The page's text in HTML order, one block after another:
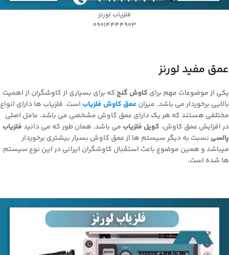
فلزیاب لورنز
09014444903
عمق مفید لورنز
یکی از موضوعات مهم برای کاوش گنج که برای بسیاری از کاوشگران از اهمیت
بالایی برخوردار می باشد. میزانعمق کاوش فلزیاباست. فلزیاب ها دارای انواع
مختلفی هستند که هر یک دارای عمق کاوش مشخصی می باشد. عامل اصلی
در افزایش عمق کاوش، کویل فلزیابمی باشد. همان طور که می دانیدفلزیاب
پالسینسبت به دیگر سیستم ها از عمق کاوش بسیار بیشتری برخوردار
میباشد و همین موضوع باعث استقبال کاوشگران ایرانی در این نوع سیستم
ها شده است.